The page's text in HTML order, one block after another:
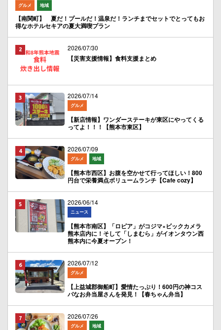
グルメ 地域
【南関町】 夏だ！プールだ！温泉だ！ランチまでセットでとってもお
得なホテルセキアの夏大満喫プラン
2026/07/30
【災害支援情報】食料支援まとめ
2026/07/14
グルメ
【新店情報】ワンダーステーキが東区にやってくる
ってよ！！！【熊本市東区】
2026/07/09
グルメ 地域
【熊本市西区】お腹を空かせて行ってほしい！800
円台で栄養満点ボリュームランチ【Cafe cozy】
2026/06/14
ニュース
【熊本市南区】「ロピア」がコジマ×ビックカメラ
熊本店内に！そして「しまむら」がイオンタウン西
熊本内に今夏オープン！
2026/07/12
グルメ
【上益城郡御船町】愛情たっぷり！600円の神コス
パなお弁当屋さんを発見！【春ちゃん弁当】
2026/07/26
グルメ 地域